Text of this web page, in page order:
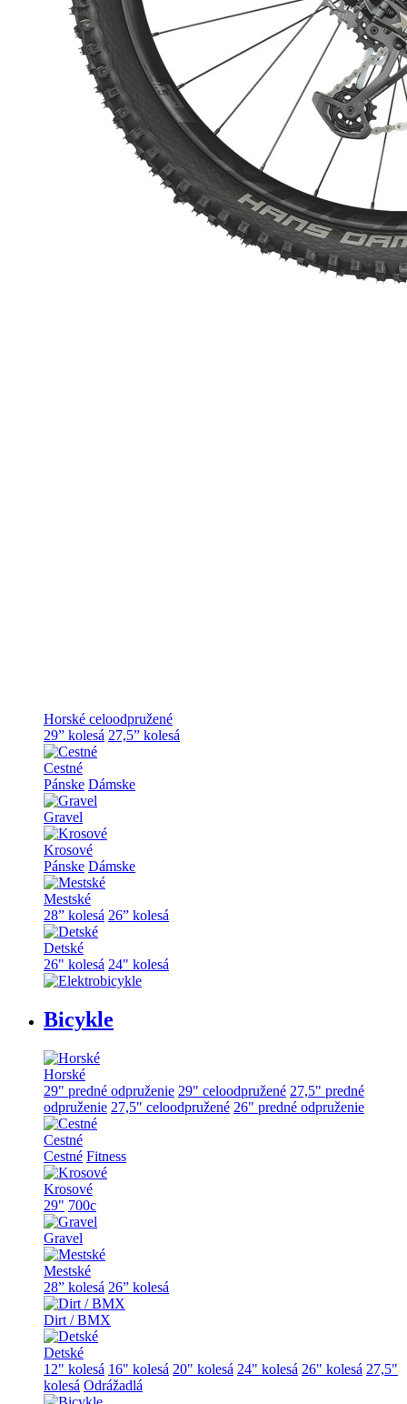
Horské celoodpružené
29” kolesá 27,5” kolesá
Cestné
Pánske Dámske
Gravel
Krosové
Pánske Dámske
Mestské
28” kolesá 26” kolesá
Detské
26" kolesá 24" kolesá
Bicykle
Horské
29" predné odpruženie 29" celoodpružené 27,5" predné
odpruženie 27,5" celoodpružené 26" predné odpruženie
Cestné
Cestné Fitness
Krosové
29" 700c
Gravel
Mestské
28” kolesá 26” kolesá
Dirt / BMX
Detské
12" kolesá 16" kolesá 20" kolesá 24" kolesá 26" kolesá 27,5"
kolesá Odrážadlá